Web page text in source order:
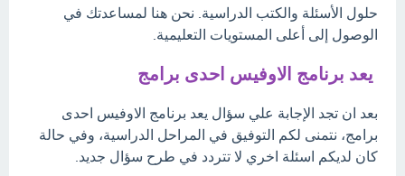
حلول الأسئلة والكتب الدراسية. نحن هنا لمساعدتك في
الوصول إلى أعلى المستويات التعليمية.
يعد برنامج الاوفيس احدى برامج
بعد ان تجد الإجابة علي سؤال يعد برنامج الاوفيس احدى
برامج، نتمنى لكم التوفيق في المراحل الدراسية، وفي حالة
كان لديكم اسئلة اخري لا تتردد في طرح سؤال جديد.